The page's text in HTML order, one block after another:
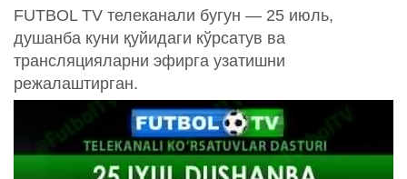
FUTBOL TV телеканали бугун — 25 июль,
душанба куни қуйидаги кўрсатув ва
трансляцияларни эфирга узатишни
режалаштирган.